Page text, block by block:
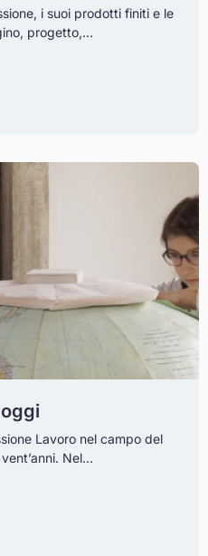
i suoi prodotti finiti e le
progetto,…
Lavoro nel campo del
Nel…